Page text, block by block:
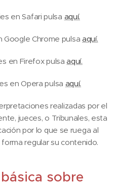
en Safari pulsa aquí.
Google Chrome pulsa aquí.
en Firefox pulsaaquí.
en Opera pulsa aquí.
realizadas por el
jueces, o Tribunales, esta
por lo que se ruega al
regular su contenido.
sobre